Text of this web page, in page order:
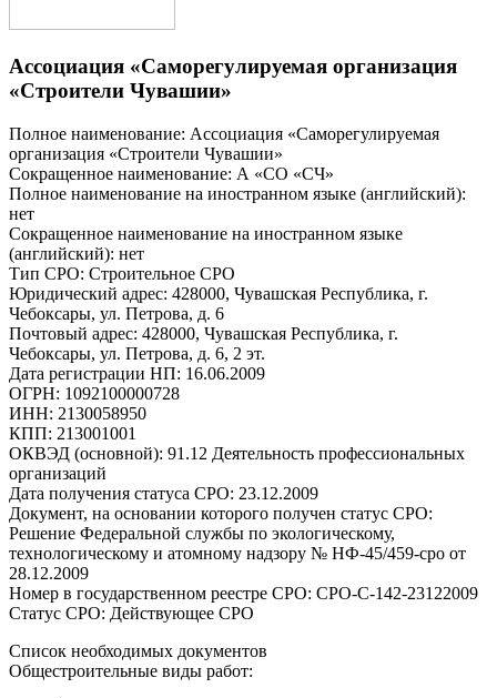
Ассоциация «Саморегулируемая организация
«Строители Чувашии»
Полное наименование: Ассоциация «Саморегулируемая
организация «Строители Чувашии»
Сокращенное наименование: А «СО «СЧ»
Полное наименование на иностранном языке (английский):
нет
Сокращенное наименование на иностранном языке
(английский): нет
Тип СРО: Строительное СРО
Юридический адрес: 428000, Чувашская Республика, г.
Чебоксары, ул. Петрова, д. 6
Почтовый адрес: 428000, Чувашская Республика, г.
Чебоксары, ул. Петрова, д. 6, 2 эт.
Дата регистрации НП: 16.06.2009
ОГРН: 1092100000728
ИНН: 2130058950
КПП: 213001001
ОКВЭД (основной): 91.12 Деятельность профессиональных
организаций
Дата получения статуса СРО: 23.12.2009
Документ, на основании которого получен статус СРО:
Решение Федеральной службы по экологическому,
технологическому и атомному надзору № НФ-45/459-сро от
28.12.2009
Номер в государственном реестре СРО: СРО-С-142-23122009
Статус СРО: Действующее СРО
Список необходимых документов
Общестроительные виды работ: